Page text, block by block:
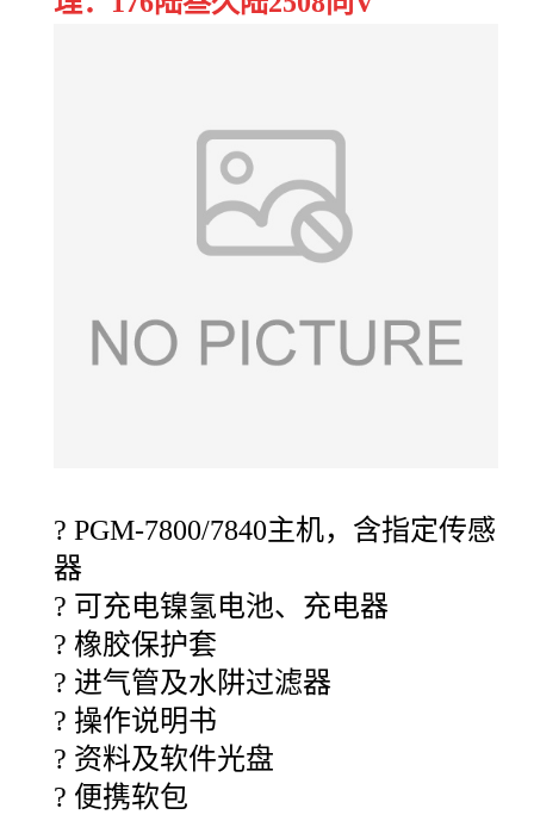
? PGM-7800/7840主机，含指定传感
器
? 可充电镍氢电池、充电器
? 橡胶保护套
? 进气管及水阱过滤器
? 操作说明书
? 资料及软件光盘
? 便携软包